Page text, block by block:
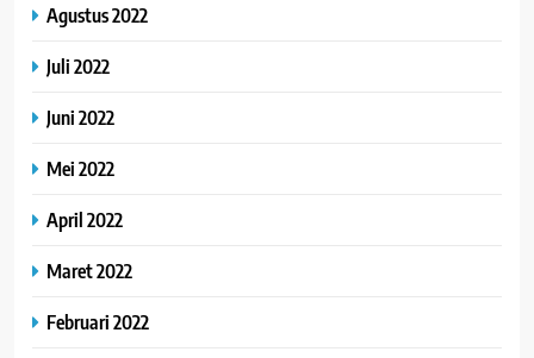
Agustus 2022
Juli 2022
Juni 2022
Mei 2022
April 2022
Maret 2022
Februari 2022